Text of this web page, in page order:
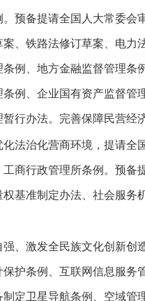
预备提请全国人大常委
、铁路法修订草案、电
例、地方金融监督管理
例、企业国有资产监督
行办法。完善保障民营经
法治化营商环境， 提请全
商行政管理所条例。预
基准制定办法、社会服
、激发全民族文化创新创
护条例、互联网信息服
定卫星导航条例、空域